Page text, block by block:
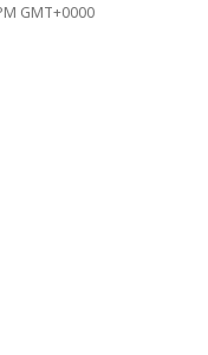
GMT+0000